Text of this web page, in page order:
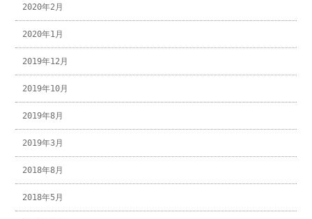
2020年2月
2020年1月
2019年12月
2019年10月
2019年8月
2019年3月
2018年8月
2018年5月